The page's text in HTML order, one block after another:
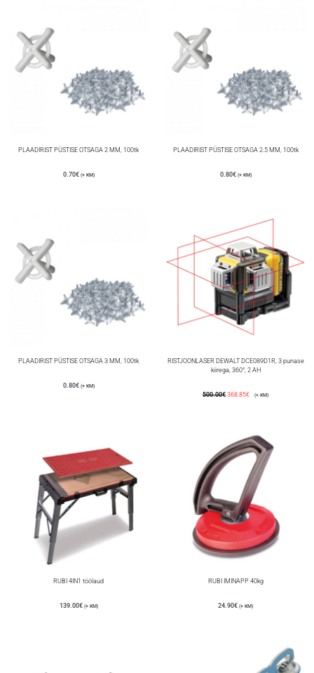
PLAADIRIST PÜSTISE OTSAGA 2 MM, 100tk
0.70€ (+ KM)
PLAADIRIST PÜSTISE OTSAGA 2.5 MM, 100tk
0.80€ (+ KM)
PLAADIRIST PÜSTISE OTSAGA 3 MM, 100tk
0.80€ (+ KM)
RISTJOONLASER DEWALT DCE089D1R, 3 punase
kiirega, 360°, 2 AH
500.00€ 368.85€ (+ KM)
RUBI 4IN1 töölaud
139.00€ (+ KM)
RUBI IMINAPP 40kg
24.90€ (+ KM)